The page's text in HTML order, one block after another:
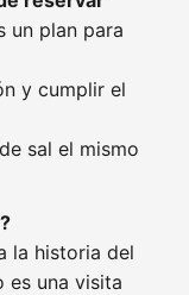
un plan para
y cumplir el
sal el mismo
la historia del
es una visita